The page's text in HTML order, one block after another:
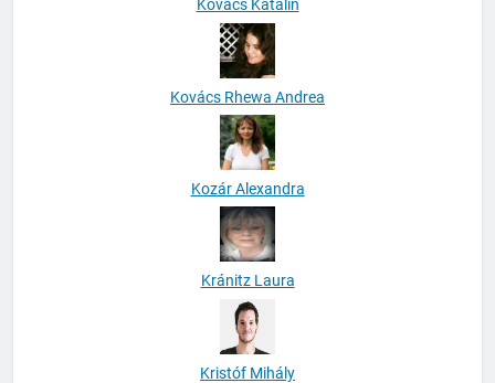
Kovács Katalin
Kovács Rhewa Andrea
Kozár Alexandra
Kránitz Laura
Kristóf Mihály